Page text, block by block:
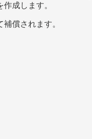
成します。
償されます。